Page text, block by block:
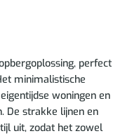
perfect
minimalistische
woningen en
De strakke lijnen en
uit, zodat het zowel